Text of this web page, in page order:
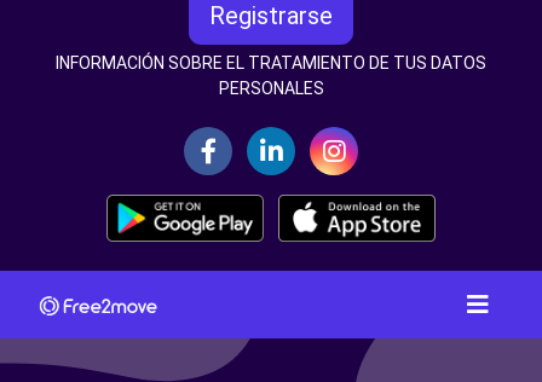
Registrarse
INFORMACIÓN SOBRE EL TRATAMIENTO DE TUS DATOS
PERSONALES